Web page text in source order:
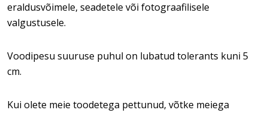
eraldusvõimele, seadetele või fotograafilisele
valgustusele.
Voodipesu suuruse puhul on lubatud tolerants kuni 5
cm.
Kui olete meie toodetega pettunud, võtke meiega